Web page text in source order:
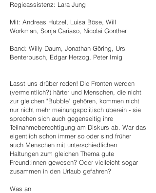
Regieassistenz: Lara Jung
Mit: Andreas Hutzel, Luisa Böse, Will
Workman, Sonja Cariaso, Nicolai Gonther
Band: Willy Daum, Jonathan Göring, Urs
Benterbusch, Edgar Herzog, Peter Imig
Lasst uns drüber reden! Die Fronten werden
(vermeintlich?) härter und Menschen, die nicht
zur gleichen "Bubble" gehören, kommen nicht
nur nicht mehr meinungspolitisch überein - sie
sprechen sich auch gegenseitig ihre
Teilnahmeberechtigung am Diskurs ab. War das
eigentlich schon immer so oder sind früher
auch Menschen mit unterschiedlichen
Haltungen zum gleichen Thema gute
Freund:innen gewesen? Oder vielleicht sogar
zusammen in den Urlaub gefahren?
Was an